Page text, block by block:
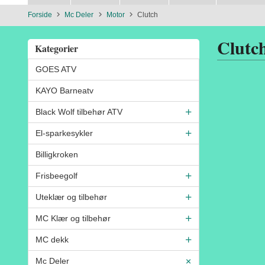
Forside Mc Deler Motor Clutch
Kategorier
GOES ATV
KAYO Barneatv
Black Wolf tilbehør ATV
El-sparkesykler
Billigkroken
Frisbeegolf
Uteklær og tilbehør
MC Klær og tilbehør
MC dekk
Mc Deler